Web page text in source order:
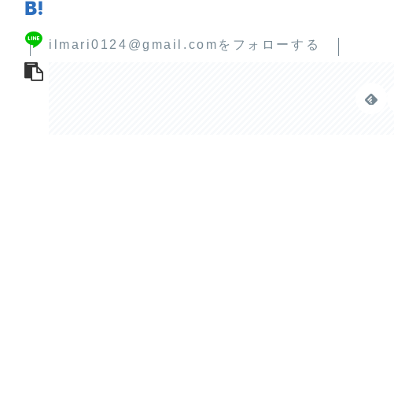
ilmari0124@gmail.comをフォローする